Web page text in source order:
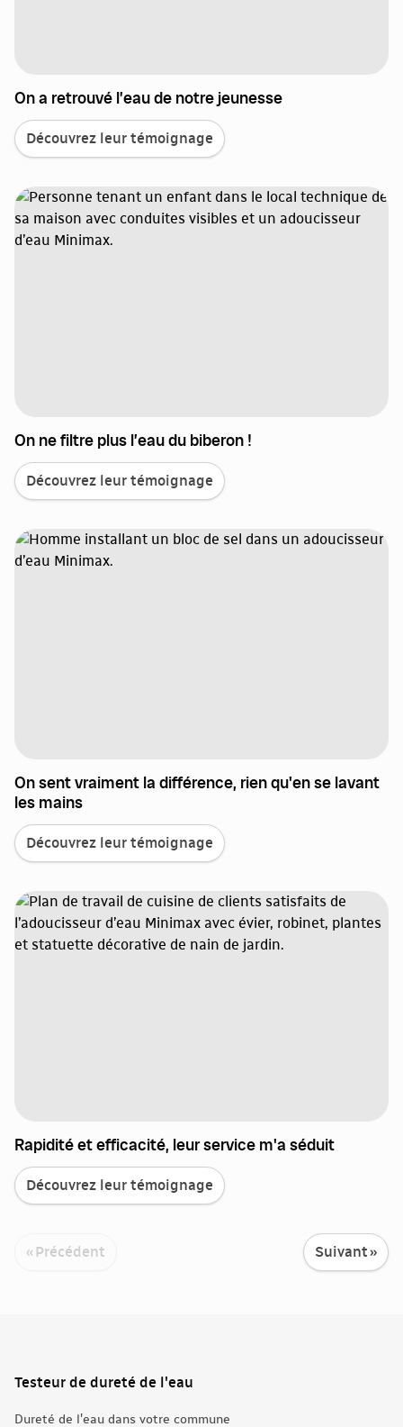
On a retrouvé l’eau de notre jeunesse
Découvrez leur témoignage
On ne filtre plus l’eau du biberon !
Découvrez leur témoignage
On sent vraiment la différence, rien qu'en se lavant
les mains
Découvrez leur témoignage
Rapidité et efficacité, leur service m'a séduit
Découvrez leur témoignage
« Précédent Suivant »
Testeur de dureté de l'eau
Dureté de l'eau dans votre commune